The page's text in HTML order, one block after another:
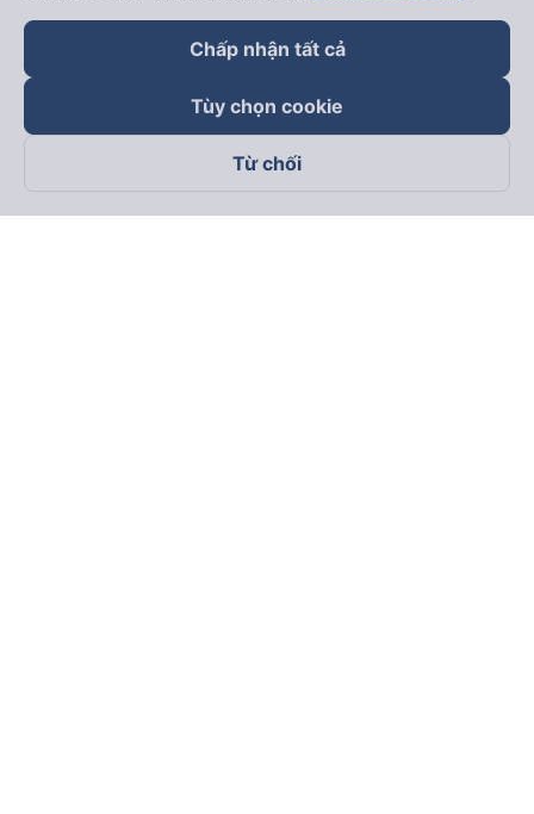
Chấp nhận tất cả
Tùy chọn cookie
Từ chối